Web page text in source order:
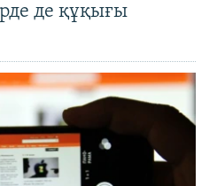
де құқығы